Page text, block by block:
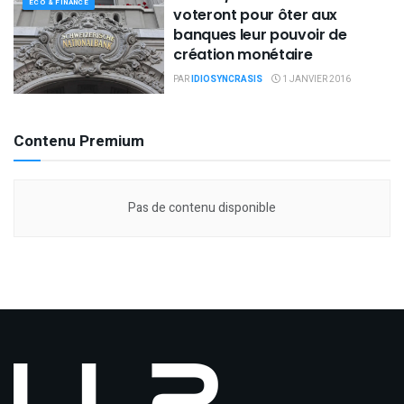
ECO & FINANCE
voteront pour ôter aux
banques leur pouvoir de
création monétaire
PARIDIOSYNCRASIS 1 JANVIER 2016
Contenu Premium
Pas de contenu disponible